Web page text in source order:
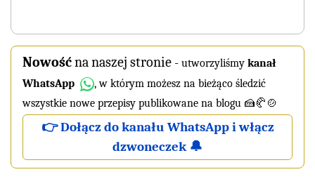
Nowośćna naszej stronie - utworzyliśmy kanał
WhatsApp
, w którym możesz na bieżąco śledzić
wszystkie nowe przepisy publikowane na blogu 🍰🥐🍲
👉 Dołącz do kanału WhatsApp i włącz
dzwoneczek 🔔